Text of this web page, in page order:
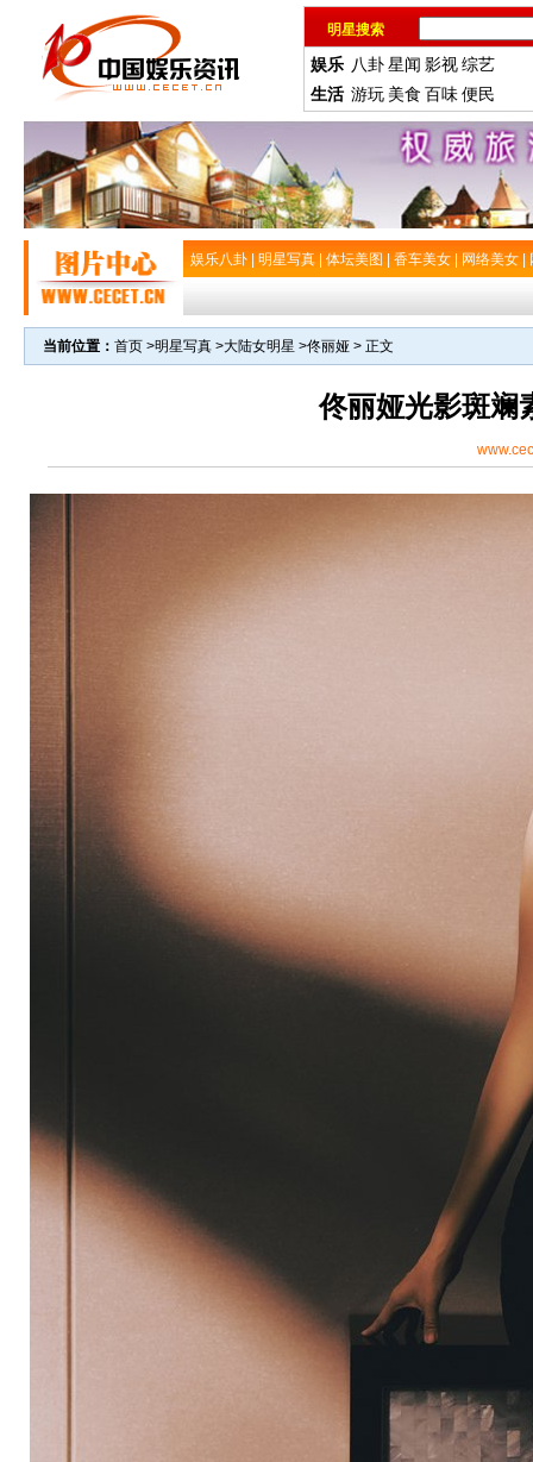
明星搜索
娱乐 八卦星闻 影视综艺
生活 游玩 美食 百味便民
娱乐八卦 明星写真 体坛美图 香车美女 网络美女
当前位置： 首页 >明星写真 >大陆女明星 >佟丽娅 > 正文
佟丽娅光影斑斓